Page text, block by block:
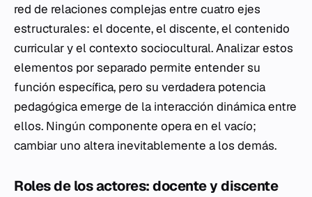
red de relaciones complejas entre cuatro ejes
estructurales: el docente, el discente, el contenido
curricular y el contexto sociocultural. Analizar estos
elementos por separado permite entender su
función específica, pero su verdadera potencia
pedagógica emerge de la interacción dinámica entre
ellos. Ningún componente opera en el vacío;
cambiar uno altera inevitablemente a los demás.
Roles de los actores: docente y discente